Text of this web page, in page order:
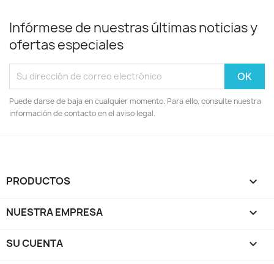
Infórmese de nuestras últimas noticias y
ofertas especiales
Puede darse de baja en cualquier momento. Para ello, consulte nuestra
información de contacto en el aviso legal.
PRODUCTOS 
NUESTRA EMPRESA 
SU CUENTA 